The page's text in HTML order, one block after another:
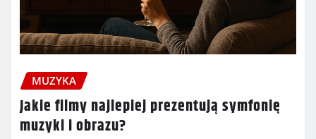
MUZYKA
Jakie filmy najlepiej prezentują symfonię
muzyki i obrazu?